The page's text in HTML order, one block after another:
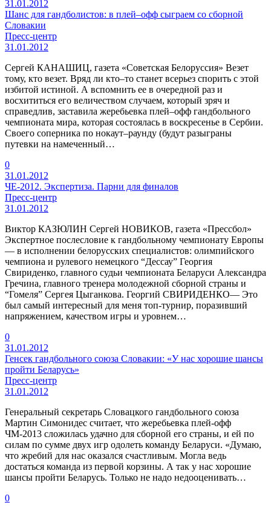
31.01.2012
Шанс для гандболистов: в плей–офф сыграем со сборной
Словакии
Пресс-центр
31.01.2012
Сергей КАНАШИЦ, газета «Советская Белоруссия» Везет
тому, кто везет. Вряд ли кто–то станет всерьез спорить с этой
избитой истиной. А вспомнить ее в очередной раз и
восхититься его величеством случаем, который зряч и
справедлив, заставила жеребьевка плей–офф гандбольного
чемпионата мира, которая состоялась в воскресенье в Сербии.
Своего соперника по нокаут–раунду (будут разыграны
путевки на намеченный…
0
31.01.2012
ЧЕ-2012. Экспертиза. Парни для финалов
Пресс-центр
31.01.2012
Виктор КАЗЮЛИН Сергей НОВИКОВ, газета «Прессбол»
Экспертное послесловие к гандбольному чемпионату Европы
— в исполнении белорусских специалистов: олимпийского
чемпиона и рулевого немецкого “Дессау” Георгия
Свириденко, главного судьи чемпионата Беларуси Александра
Гречина, главного тренера молодежной сборной страны и
“Гомеля” Сергея Цыганкова. Георгий СВИРИДЕНКО— Это
был самый интересный для меня топ-турнир, поразивший
напряжением, качеством игры и уровнем…
0
31.01.2012
Генсек гандбольного союза Словакии: «У нас хорошие шансы
пройти Беларусь»
Пресс-центр
31.01.2012
Генеральный секретарь Словацкого гандбольного союза
Мартин Симонидес считает, что жеребьевка плей-офф
ЧМ-2013 сложилась удачно для сборной его страны, и ей по
силам по сумме двух игр одолеть команду Беларуси. «Думаю,
что жребий для нас оказался счастливым. Могла ведь
достаться команда из первой корзины. А так у нас хорошие
шансы пройти Беларусь. Только не надо недооценивать…
0